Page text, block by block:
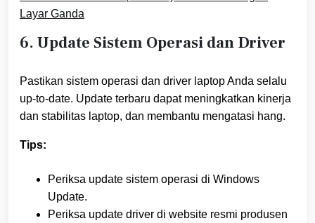
Layar Ganda
6. Update Sistem Operasi dan Driver
Pastikan sistem operasi dan driver laptop Anda selalu
up-to-date. Update terbaru dapat meningkatkan kinerja
dan stabilitas laptop, dan membantu mengatasi hang.
Tips:
Periksa update sistem operasi di Windows
Update.
Periksa update driver di website resmi produsen